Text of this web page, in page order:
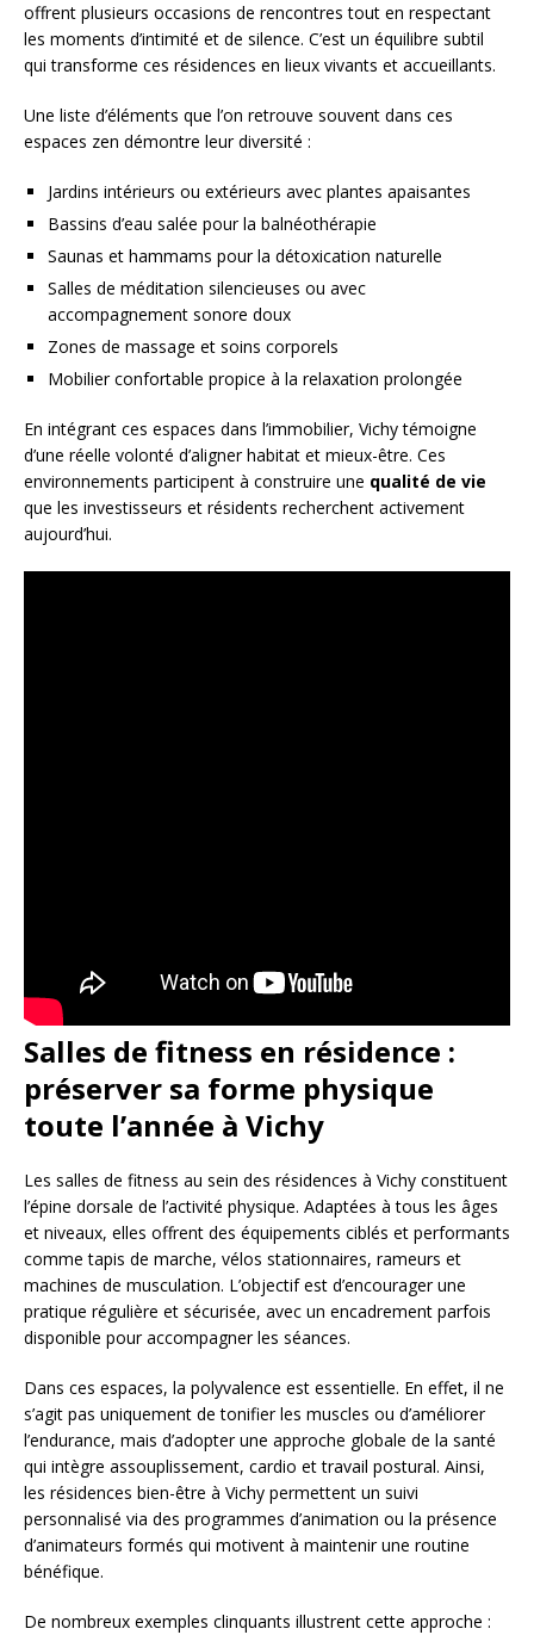
offrent plusieurs occasions de rencontres tout en respectant
les moments d’intimité et de silence. C’est un équilibre subtil
qui transforme ces résidences en lieux vivants et accueillants.
Une liste d’éléments que l’on retrouve souvent dans ces
espaces zen démontre leur diversité :
Jardins intérieurs ou extérieurs avec plantes apaisantes
Bassins d’eau salée pour la balnéothérapie
Saunas et hammams pour la détoxication naturelle
Salles de méditation silencieuses ou avec
accompagnement sonore doux
Zones de massage et soins corporels
Mobilier confortable propice à la relaxation prolongée
En intégrant ces espaces dans l’immobilier, Vichy témoigne
d’une réelle volonté d’aligner habitat et mieux-être. Ces
environnements participent à construire une qualité de vie
que les investisseurs et résidents recherchent activement
aujourd’hui.
Salles de fitness en résidence :
préserver sa forme physique
toute l’année à Vichy
Les salles de fitness au sein des résidences à Vichy constituent
l’épine dorsale de l’activité physique. Adaptées à tous les âges
et niveaux, elles offrent des équipements ciblés et performants
comme tapis de marche, vélos stationnaires, rameurs et
machines de musculation. L’objectif est d’encourager une
pratique régulière et sécurisée, avec un encadrement parfois
disponible pour accompagner les séances.
Dans ces espaces, la polyvalence est essentielle. En effet, il ne
s’agit pas uniquement de tonifier les muscles ou d’améliorer
l’endurance, mais d’adopter une approche globale de la santé
qui intègre assouplissement, cardio et travail postural. Ainsi,
les résidences bien-être à Vichy permettent un suivi
personnalisé via des programmes d’animation ou la présence
d’animateurs formés qui motivent à maintenir une routine
bénéfique.
De nombreux exemples clinquants illustrent cette approche :